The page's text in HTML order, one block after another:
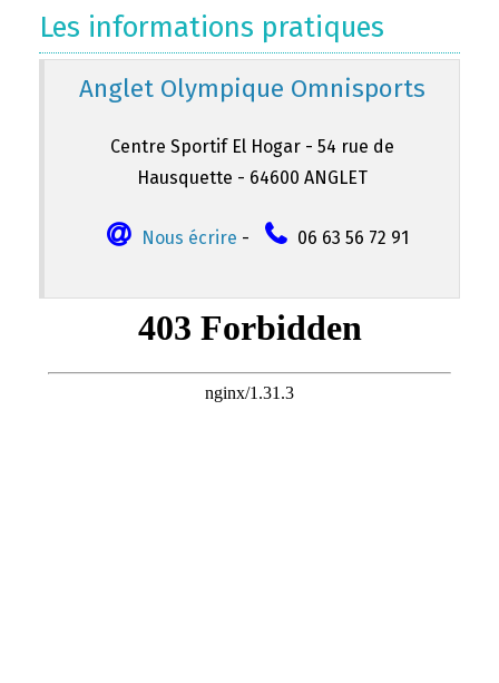
Les informations pratiques
Anglet Olympique Omnisports
Centre Sportif El Hogar - 54 rue de
Hausquette - 64600 ANGLET
Nous écrire - 06 63 56 72 91